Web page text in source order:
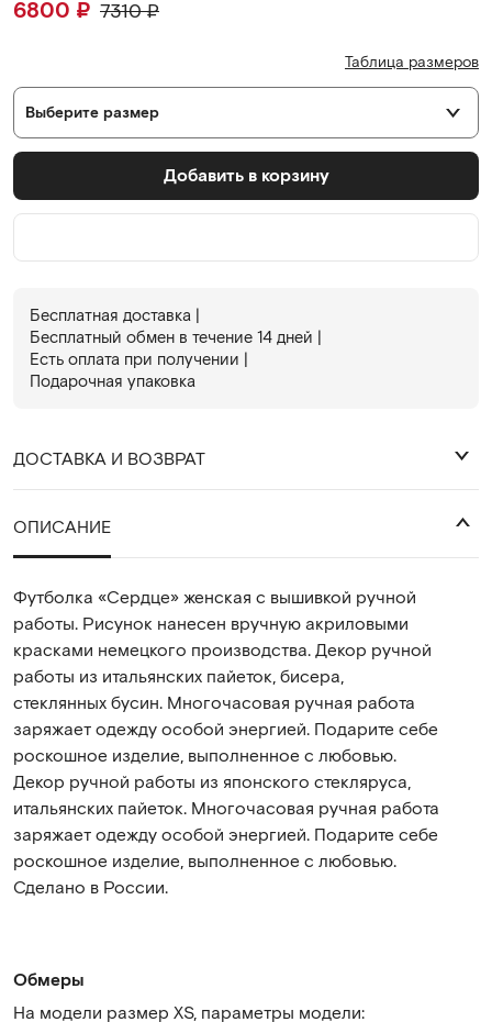
6800 ₽ 7310₽
Таблица размеров
Выберите размер
Добавить в корзину
Бесплатная доставка |
Бесплатный обмен в течениe 14 дней |
Есть оплата при получении |
Подарочная упаковка
ДОСТАВКА И ВОЗВРАТ
ОПИСАНИЕ
Футболка «Сердце» женская с вышивкой ручной
работы. Рисунок нанесен вручную акриловыми
красками немецкого производства. Декор ручной
работы из итальянских пайеток, бисера,
стеклянных бусин. Многочасовая ручная работа
заряжает одежду особой энергией. Подарите себе
роскошное изделие, выполненное с любовью.
Декор ручной работы из японского стекляруса,
итальянских пайеток. Многочасовая ручная работа
заряжает одежду особой энергией. Подарите себе
роскошное изделие, выполненное с любовью.
Сделано в России.
Обмеры
На модели размер XS, параметры модели: